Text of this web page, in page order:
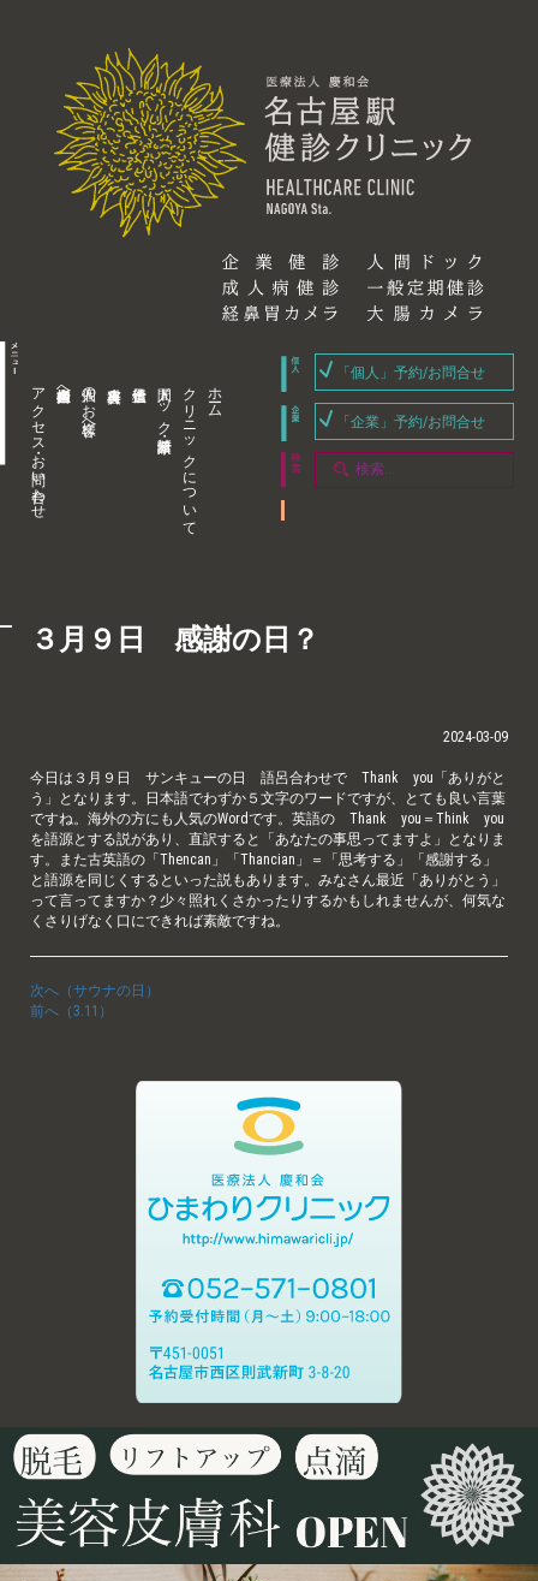
アクセス・お問い合わせ 企業内担当者様へ 個人のお客様へ 人間ドック・健康診断 クリニックについて ホーム
「個人」予約/お問合せ
「企業」予約/お問合せ
３月９日 感謝の日？
2024-03-09
今日は３月９日 サンキューの日 語呂合わせで Thank you「ありがと
う」となります。日本語でわずか５文字のワードですが、とても良い言葉
ですね。海外の方にも人気のWordです。英語の Thank you＝Think you
を語源とする説があり、直訳すると「あなたの事思ってますよ」となりま
す。また古英語の「Thencan」「Thancian」＝「思考する」「感謝する」
と語源を同じくするといった説もあります。みなさん最近「ありがとう」
って言ってますか？少々照れくさかったりするかもしれませんが、何気な
くさりげなく口にできれば素敵ですね。
次へ（サウナの日）
前へ（3.11）